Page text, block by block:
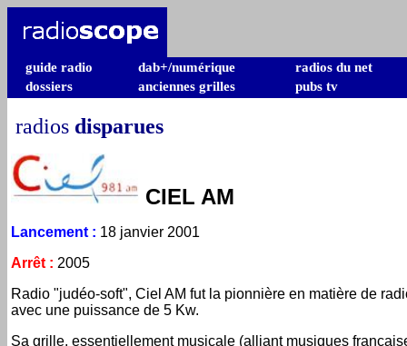
guide radio dab+/numérique
radios du net
dossiers
anciennes grilles pubs tv
radios disparues
CIEL AM
Lancement : 18 janvier 2001
Arrêt : 2005
Radio "judéo-soft", Ciel AM fut la pionnière en matière de
avec une puissance de 5 Kw.
Sa grille, essentiellement musicale (alliant musiques